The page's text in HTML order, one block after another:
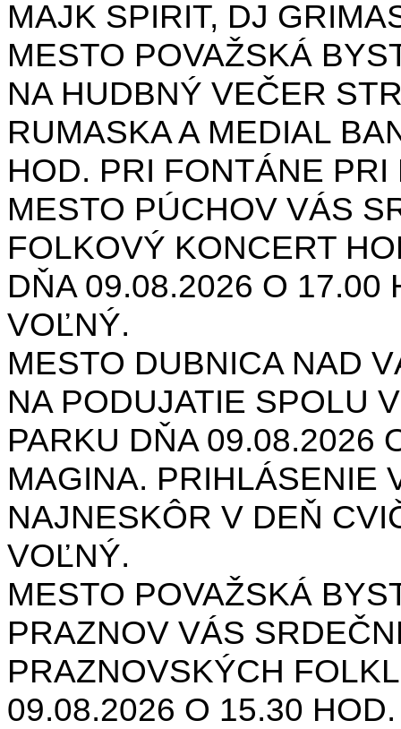
MAJK SPIRIT, DJ
MESTO POVAŽSKÁ
NA HUDBNÝ VEČER
RUMASKA A MEDIAL
HOD. PRI FONTÁNE PRI
MESTO PÚCHOV VÁS
FOLKOVÝ KONCERT
DŇA 09.08.2026 O 17.00
VOĽNÝ.
MESTO DUBNICA NAD
NA PODUJATIE SPOLU
PARKU DŇA 09.08.2026
MAGINA. PRIHLÁSENIE
NAJNESKÔR V DEŇ
VOĽNÝ.
MESTO POVAŽSKÁ
PRAZNOV VÁS
PRAZNOVSKÝCH
09.08.2026 O 15.30